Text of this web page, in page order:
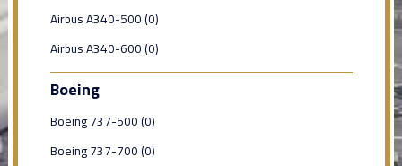
Airbus A340-500 (0)
Airbus A340-600 (0)
Boeing
Boeing 737-500 (0)
Boeing 737-700 (0)